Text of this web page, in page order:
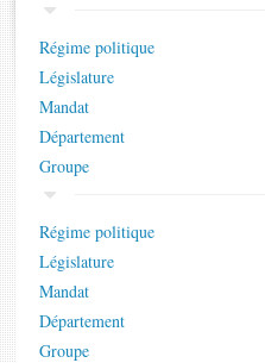
Régime politique
Législature
Mandat
Département
Groupe
Régime politique
Législature
Mandat
Département
Groupe